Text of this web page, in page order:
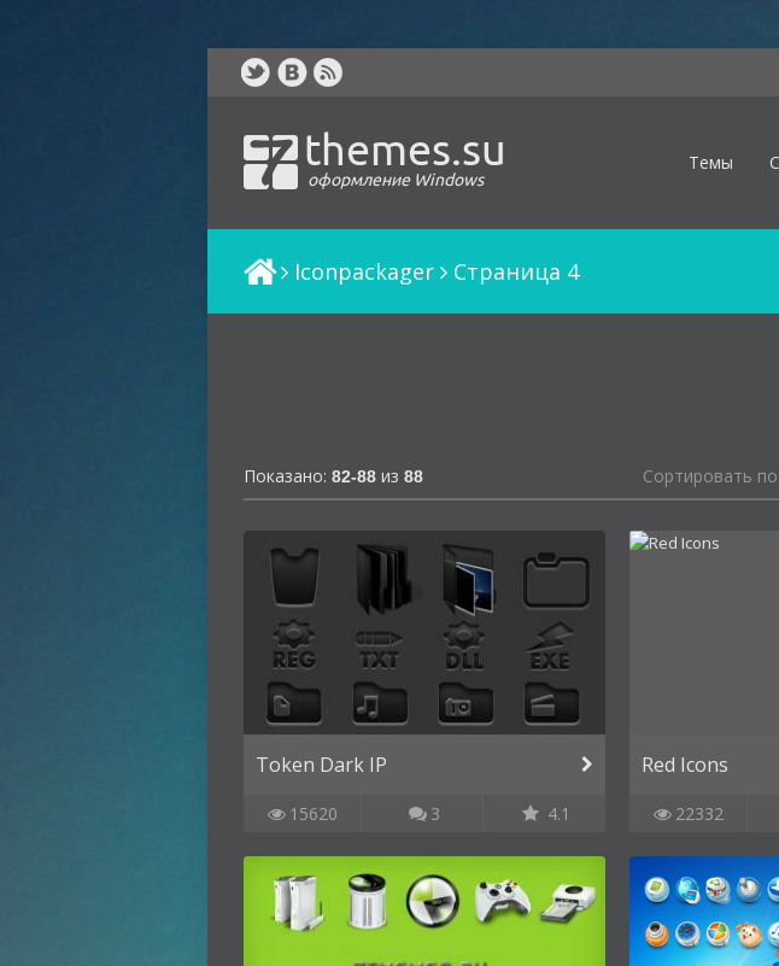
themes.su
оформление Windows
Темы
Iconpackager Cтраница 4
Показано: 82-88 из 88 Сортировать по:
Token Dark IP
15620 3 4.1
Red Icons
22332